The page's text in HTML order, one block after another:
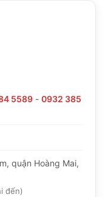
5589 - 0932 385
quận Hoàng Mai,
đến)